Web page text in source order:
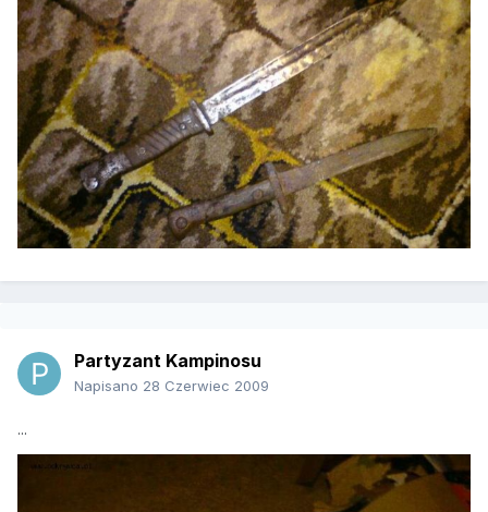
Partyzant Kampinosu
Napisano 28 Czerwiec 2009
...